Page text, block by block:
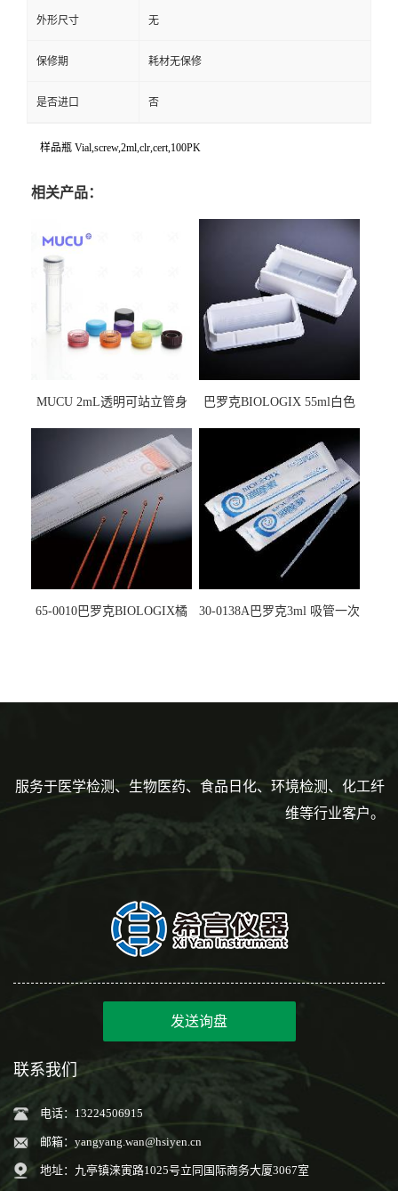
外形尺寸 无
保修期 耗材无保修
是否进口 否
样品瓶 Vial,screw,2ml,clr,cert,100PK
相关产品：
MUCU 2mL透明可站立管身
巴罗克BIOLOGIX 55ml白色
马射线灭菌25-0051
65-0010巴罗克BIOLOGIX橘
30-0138A巴罗克3ml 吸管一次
服务于医学检测、生物医药、食品日化、环境检测、化工纤
维等行业客户。
发送询盘
联系我们
电话：13224506915
邮箱： yangyang.wan@hsiyen.cn
地址：九亭镇涞寅路1025号立同国际商务大厦3067室